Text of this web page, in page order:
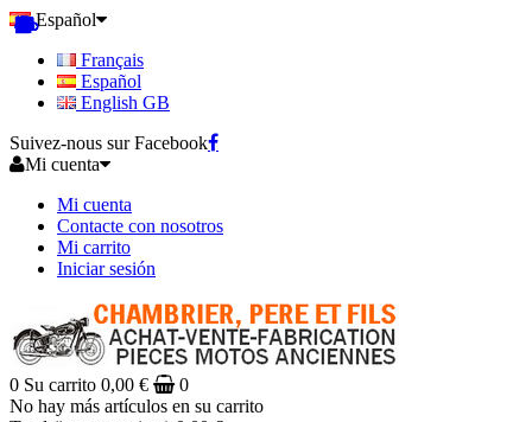
Español
Français
Español
English GB
Suivez-nous sur Facebook
Mi cuenta
Mi cuenta
Contacte con nosotros
Mi carrito
Iniciar sesión
0 Su carrito 0,00 €
0
No hay más artículos en su carrito